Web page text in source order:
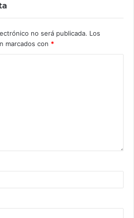
no será publicada. Los
marcados con *